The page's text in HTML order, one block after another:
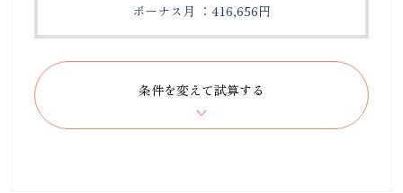
ボーナス月 ：416,656円